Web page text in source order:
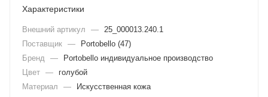
Характеристики
Внешний артикул —
25_000013.240.1
Поставщик —
Portobello (47)
Бренд
—
Portobello индивидуальное производство
Цвет —
голубой
Материал
— Искусственная кожа